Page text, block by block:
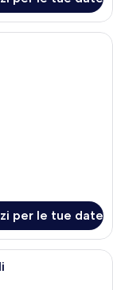
con un letto
per le tue date
camera d'albergo con